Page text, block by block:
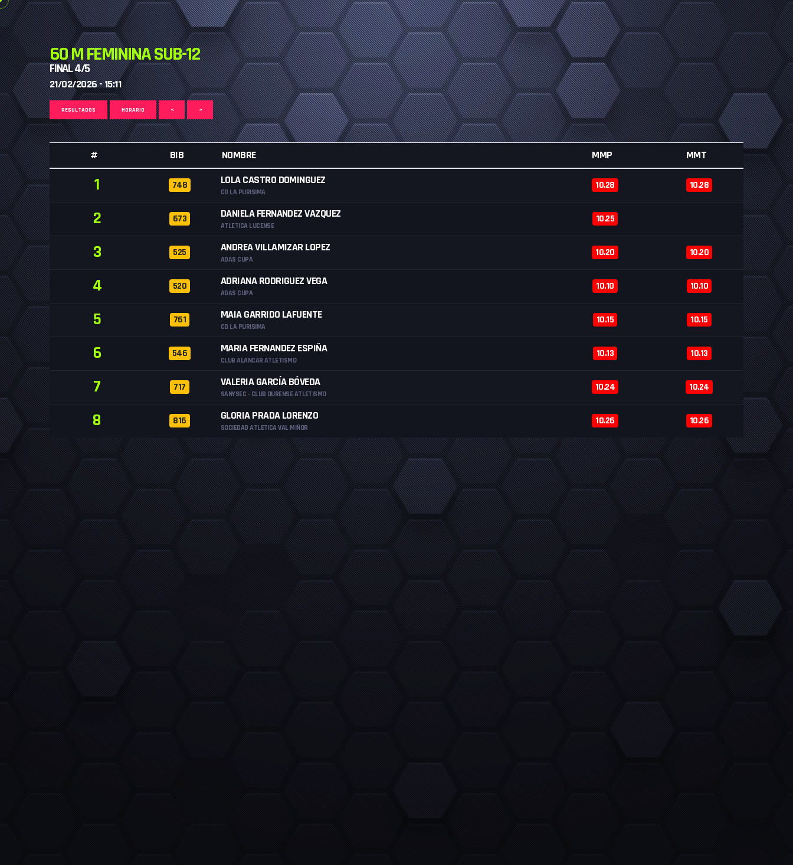
60 M FEMININA SUB-12
FINAL 4/5
21/02/2026 - 15:11
RESULTADOS HORARIO < >
# BIB NOMBRE MMP MMT
1 748 LOLA CASTRO DOMINGUEZ
CD LA PURISIMA
10.28 10.28
2 673 DANIELA FERNANDEZ VAZQUEZ
ATLETICA LUCENSE
10.25
3 525 ANDREA VILLAMIZAR LOPEZ
ADAS CUPA
10.20 10.20
4 520 ADRIANA RODRIGUEZ VEGA
ADAS CUPA
10.10 10.10
5 761 MAIA GARRIDO LAFUENTE
CD LA PURISIMA
10.15 10.15
6 546 MARIA FERNANDEZ ESPIÑA
CLUB ALANCAR ATLETISMO
10.13 10.13
7 717 VALERIA GARCÍA BÓVEDA
SANYSEC - CLUB OURENSE ATLETISMO
10.24 10.24
8 816 GLORIA PRADA LORENZO
SOCIEDAD ATLETICA VAL MIÑOR
10.26 10.26